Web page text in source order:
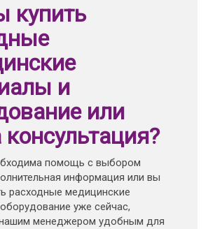
купить
и
или
помощь с выбором
информация или вы
расходные медицинские
уже сейчас,
менеджером удобным для